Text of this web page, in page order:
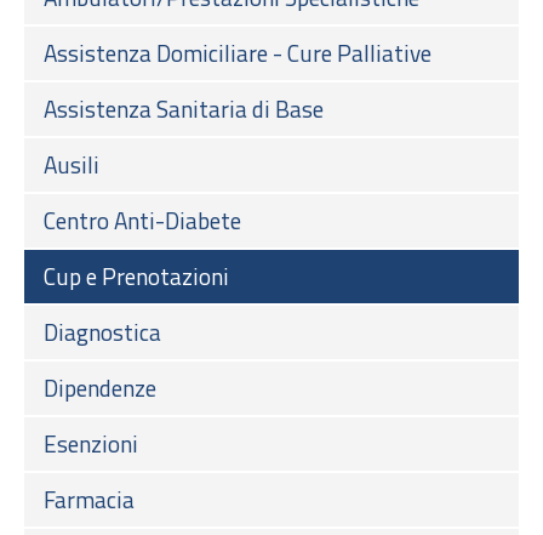
Assistenza Domiciliare - Cure Palliative
Assistenza Sanitaria di Base
Ausili
Centro Anti-Diabete
Cup e Prenotazioni
Diagnostica
Dipendenze
Esenzioni
Farmacia